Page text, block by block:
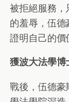
被拒絕服務
的羞辱，伍
證明自己的價
獲波大法學博
戰後，伍德